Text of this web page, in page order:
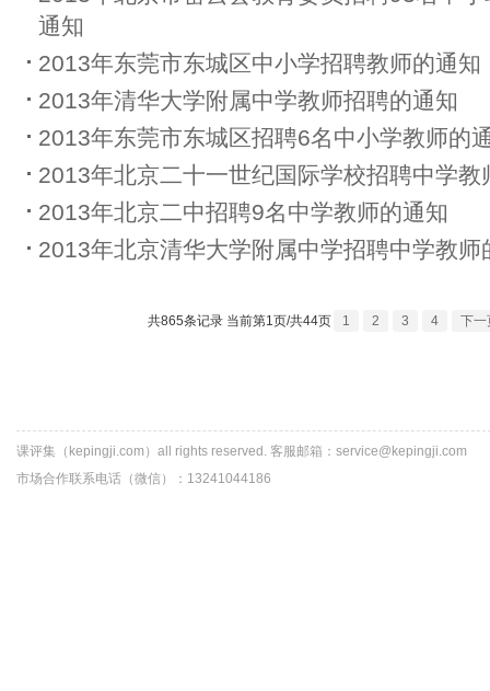
通知
2013年东莞市东城区中小学招聘教师的通知
2013年清华大学附属中学教师招聘的通知
2013年东莞市东城区招聘6名中小学教师的
2013年北京二十一世纪国际学校招聘中学教
2013年北京二中招聘9名中学教师的通知
2013年北京清华大学附属中学招聘中学教师
共865条记录 当前第1页/共44页 1 2 3 4 下一
课评集（kepingji.com）all rights reserved. 客服邮箱：service@kepingji.com
市场合作联系电话（微信）：13241044186